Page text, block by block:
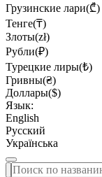
Грузинские лари(₾)
Тенге(₸)
Злоты(zł)
Рубли(₽)
Турецкие лиры(₺)
Гривны(₴)
Доллары($)
Язык:
English
Русский
Українська